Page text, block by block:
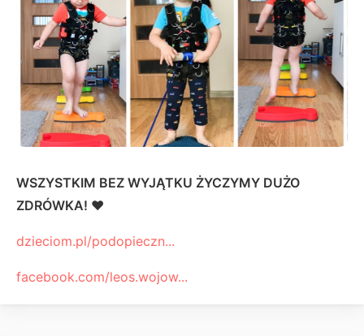
WSZYSTKIM BEZ WYJĄTKU ŻYCZYMY DUŻO
ZDRÓWKA! ❤️
dzieciom.pl/podopieczn...
facebook.com/leos.wojow...